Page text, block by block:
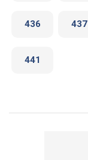
436 437
441